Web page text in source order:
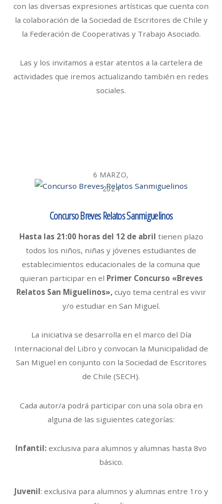
con las diversas expresiones artísticas que cuenta con
la colaboración de la Sociedad de Escritores de Chile y
la Federación de Cooperativas y Trabajo Asociado.
Las y los invitamos a estar atentos a la cartelera de
actividades que iremos actualizando también en redes
sociales.
6 MARZO,
2024
Concurso Breves Relatos Sanmiguelinos
Hasta las 21:00 horas del 12 de abril tienen plazo
todos los niños, niñas y jóvenes estudiantes de
establecimientos educacionales de la comuna que
quieran participar en el Primer Concurso «Breves
Relatos San Miguelinos»,cuyo tema central es vivir
y/o estudiar en San Miguel.
La iniciativa se desarrolla en el marco del Día
Internacional del Libro y convocan la Municipalidad de
San Miguel en conjunto con la Sociedad de Escritores
de Chile (SECH).
Cada autor/a podrá participar con una sola obra en
alguna de las siguientes categorías:
Infantil: exclusiva para alumnos y alumnas hasta 8vo
básico.
Juvenil: exclusiva para alumnos y alumnas entre 1ro y